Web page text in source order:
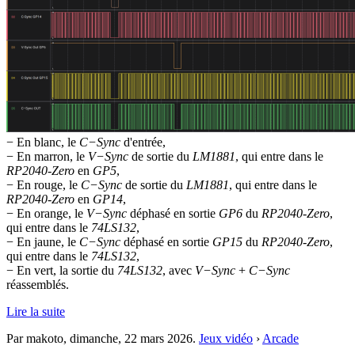
− En blanc, le C−Sync d'entrée,
− En marron, le V−Sync de sortie du LM1881, qui entre dans le
RP2040-Zero en GP5,
− En rouge, le C−Sync de sortie du LM1881, qui entre dans le
RP2040-Zero en GP14,
− En orange, le V−Sync déphasé en sortie GP6 du RP2040-Zero,
qui entre dans le 74LS132,
− En jaune, le C−Sync déphasé en sortie GP15 du RP2040-Zero,
qui entre dans le 74LS132,
− En vert, la sortie du 74LS132, avec V−Sync + C−Sync
réassemblés.
Lire la suite
Par makoto, dimanche, 22 mars 2026. Jeux vidéo › Arcade